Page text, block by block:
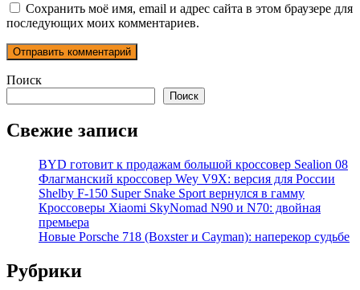
Сохранить моё имя, email и адрес сайта в этом браузере для
последующих моих комментариев.
Поиск
Поиск
Свежие записи
BYD готовит к продажам большой кроссовер Sealion 08
Флагманский кроссовер Wey V9X: версия для России
Shelby F-150 Super Snake Sport вернулся в гамму
Кроссоверы Xiaomi SkyNomad N90 и N70: двойная
премьера
Новые Porsche 718 (Boxster и Cayman): наперекор судьбе
Рубрики